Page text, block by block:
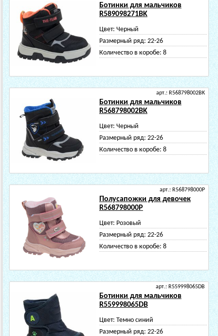
Ботинки для мальчиков
R589098271BK
Цвет: Черный
Размерный ряд: 22-26
Количество в коробе: 8
арт.: R568798002BK
Ботинки для мальчиков
R568798002BK
Цвет: Черный
Размерный ряд: 22-26
Количество в коробе: 8
арт.: R568798000P
Полусапожки для девочек
R568798000P
Цвет: Розовый
Размерный ряд: 22-26
Количество в коробе: 8
арт.: R559998065DB
Ботинки для мальчиков
R559998065DB
Цвет: Темно синий
Размерный ряд: 22-26